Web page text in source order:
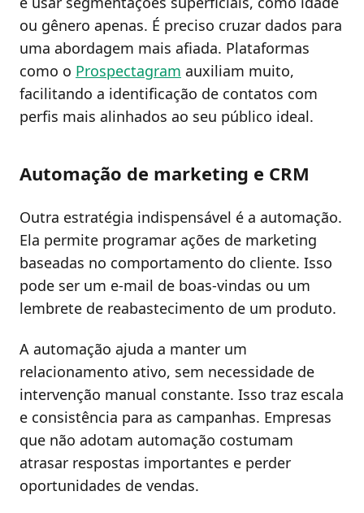
ou gênero apenas. É preciso cruzar dados para
uma abordagem mais afiada. Plataformas
como o Prospectagram auxiliam muito,
facilitando a identificação de contatos com
perfis mais alinhados ao seu público ideal.
Automação de marketing e CRM
Outra estratégia indispensável é a automação.
Ela permite programar ações de marketing
baseadas no comportamento do cliente. Isso
pode ser um e-mail de boas-vindas ou um
lembrete de reabastecimento de um produto.
A automação ajuda a manter um
relacionamento ativo, sem necessidade de
intervenção manual constante. Isso traz escala
e consistência para as campanhas. Empresas
que não adotam automação costumam
atrasar respostas importantes e perder
oportunidades de vendas.